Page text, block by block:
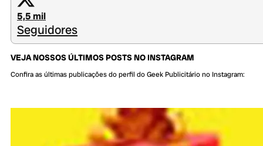
5,5 mil
Seguidores
VEJA NOSSOS ÚLTIMOS POSTS NO INSTAGRAM
Confira as últimas publicações do perfil do Geek Publicitário no Instagram: